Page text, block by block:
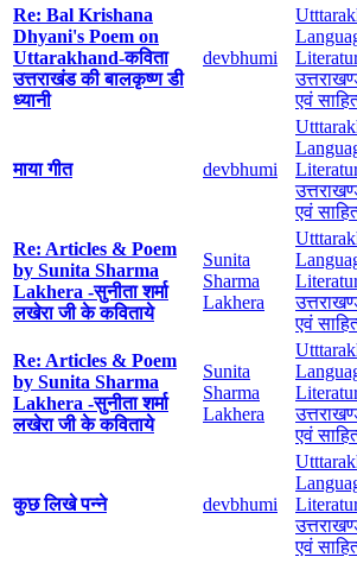
Re: Bal Krishana
Dhyani's Poem on
Uttarakhand-कविता
उत्तराखंड की बालकृष्ण डी
ध्यानी
devbhumi
एवं
माया गीत devbhumi
एवं
Re: Articles & Poem
by Sunita Sharma
Lakhera -सुनीता शर्मा
लखेरा जी के कविताये
Sunita
Sharma
Lakhera
एवं
Re: Articles & Poem
by Sunita Sharma
Lakhera -सुनीता शर्मा
लखेरा जी के कविताये
Sunita
Sharma
Lakhera
एवं
कुछ लिखे पन्ने devbhumi
एवं